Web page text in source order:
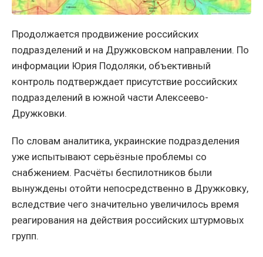
Продолжается продвижение российских
подразделений и на Дружковском направлении. По
информации Юрия Подоляки, объективный
контроль подтверждает присутствие российских
подразделений в южной части Алексеево-
Дружковки.
По словам аналитика, украинские подразделения
уже испытывают серьёзные проблемы со
снабжением. Расчёты беспилотников были
вынуждены отойти непосредственно в Дружковку,
вследствие чего значительно увеличилось время
реагирования на действия российских штурмовых
групп.